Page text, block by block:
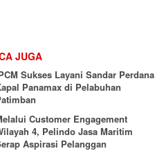
JUGA
Sukses Layani Sandar Perdana
Panamax di Pelabuhan
Customer Engagement
4, Pelindo Jasa Maritim
Aspirasi Pelanggan